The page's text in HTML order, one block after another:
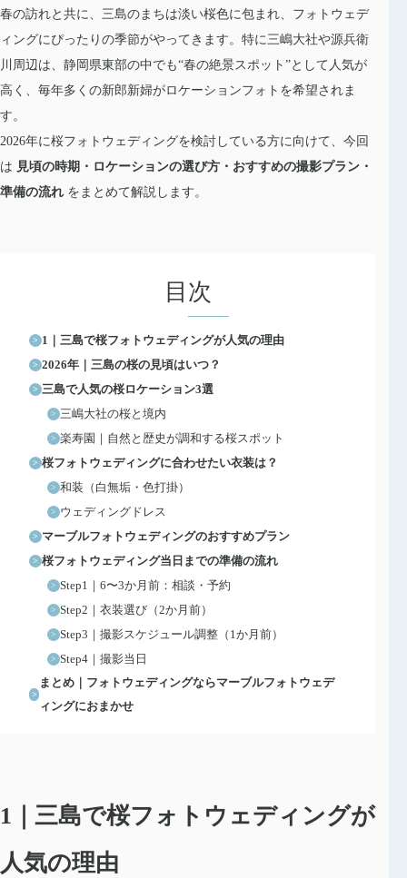
春の訪れと共に、三島のまちは淡い桜色に包まれ、フォトウェデ
ィングにぴったりの季節がやってきます。特に三嶋大社や源兵衛
川周辺は、静岡県東部の中でも“春の絶景スポット”として人気が
高く、毎年多くの新郎新婦がロケーションフォトを希望されま
す。
2026年に桜フォトウェディングを検討している方に向けて、今回
は 見頃の時期・ロケーションの選び方・おすすめの撮影プラン・
準備の流れ をまとめて解説します。
目次
1｜三島で桜フォトウェディングが人気の理由
2026年｜三島の桜の見頃はいつ？
三島で人気の桜ロケーション3選
三嶋大社の桜と境内
楽寿園｜自然と歴史が調和する桜スポット
桜フォトウェディングに合わせたい衣装は？
和装（白無垢・色打掛）
ウェディングドレス
マーブルフォトウェディングのおすすめプラン
桜フォトウェディング当日までの準備の流れ
Step1｜6〜3か月前：相談・予約
Step2｜衣装選び（2か月前）
Step3｜撮影スケジュール調整（1か月前）
Step4｜撮影当日
まとめ｜フォトウェディングならマーブルフォトウェデ
ィングにおまかせ
1｜三島で桜フォトウェディングが
人気の理由